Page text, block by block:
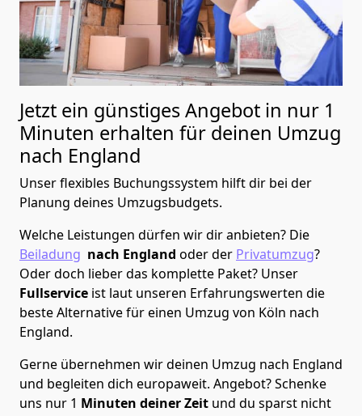
Jetzt ein günstiges Angebot in nur 1
Minuten erhalten für deinen Umzug
nach England
Unser flexibles Buchungssystem hilft dir bei der
Planung deines Umzugsbudgets.
Welche Leistungen dürfen wir dir anbieten? Die
Beiladung nach England oder der Privatumzug?
Oder doch lieber das komplette Paket? Unser
Fullservice ist laut unseren Erfahrungswerten die
beste Alternative für einen Umzug von Köln nach
England.
Gerne übernehmen wir deinen Umzug nach England
und begleiten dich europaweit. Angebot? Schenke
uns nur 1 Minuten deiner Zeit und du sparst nicht